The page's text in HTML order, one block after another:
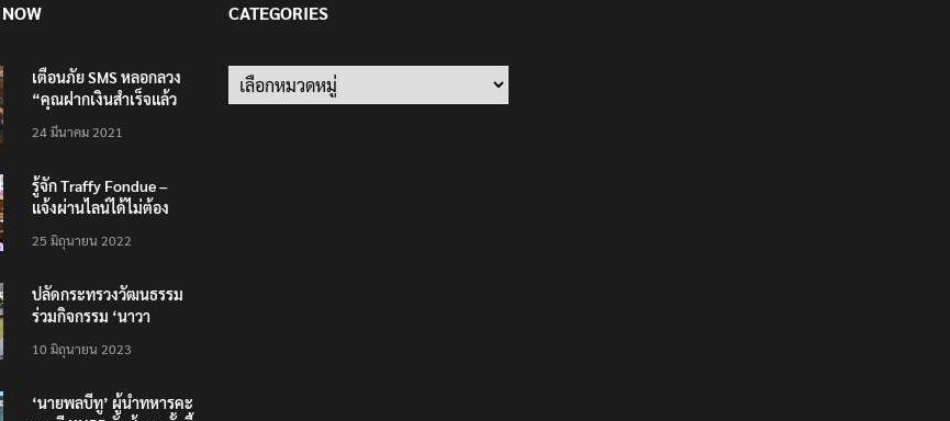
เตือนภัย SMS หลอกลวง
“คุณฝากเงินสำเร็จแล้ว
200,000 บาท”
24 มีนาคม 2021
รู้จัก Traffy Fondue –
แจ้งผ่านไลน์ได้ไม่ต้อง
ทั่วไทย ไม่ใช่แค่ในกรุง
25 มิถุนายน 2022
ปลัดกระทรวงวัฒนธรรม
ร่วมกิจกรรม ‘นาวา
ตักบาตรทางน้ำ
10 มิถุนายน 2023
‘นายพลบีทู’ ผู้นำทหารคะ
CATEGORIES
Categories